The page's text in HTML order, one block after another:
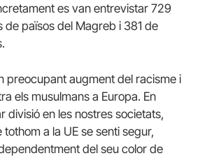
es van entrevistar 729
de països del Magreb i 381 de
preocupant augment del racisme i
els musulmans a Europa. En
divisió en les nostres societats,
a la UE se senti segur,
del seu color de